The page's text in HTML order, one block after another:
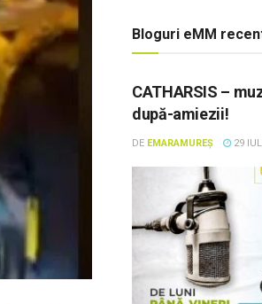
Bloguri eMM
CATHARSIS –
după-amiezii!
DE EMARAMUREȘ 29